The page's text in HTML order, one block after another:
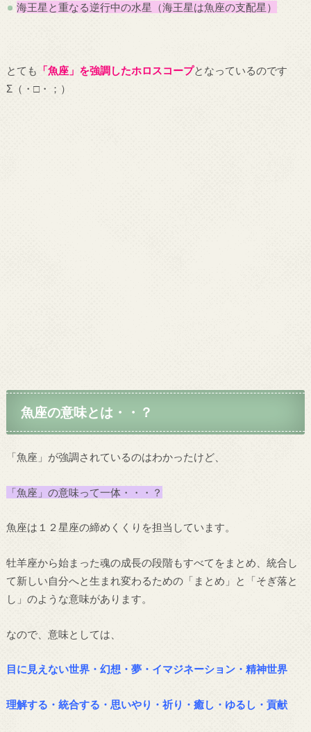
海王星と重なる逆行中の水星（海王星は魚座の支配星）
とても 「魚座」を強調したホロスコープとなっているのです
Σ（・□・；）
魚座の意味とは・・？
「魚座」が強調されているのはわかったけど、
「魚座」の意味って一体・・・？
魚座は１２星座の締めくくりを担当しています。
牡羊座から始まった魂の成長の段階もすべてをまとめ、統合し
て新しい自分へと生まれ変わるための「まとめ」と「そぎ落と
し」のような意味があります。
なので、意味としては、
目に見えない世界・幻想・夢・イマジネーション・精神世界
理解する・統合する・思いやり・祈り・癒し・ゆるし・貢献